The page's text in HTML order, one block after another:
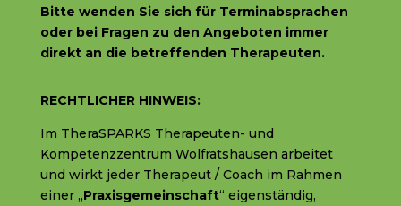
Bitte wenden Sie sich für Terminabsprachen
oder bei Fragen zu den Angeboten immer
direkt an die betreffenden Therapeuten.
RECHTLICHER HINWEIS:
Im TheraSPARKS Therapeuten- und
Kompetenzzentrum Wolfratshausen arbeitet
und wirkt jeder Therapeut / Coach im Rahmen
einer „Praxisgemeinschaft“ eigenständig,